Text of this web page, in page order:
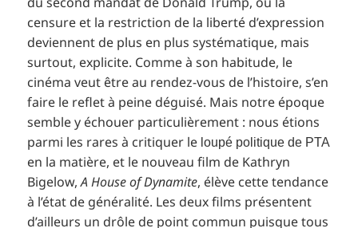
censure et la restriction de la liberté d’expression
deviennent de plus en plus systématique, mais
surtout, explicite. Comme à son habitude, le
cinéma veut être au rendez-vous de l’histoire, s’en
faire le reflet à peine déguisé. Mais notre époque
semble y échouer particulièrement : nous étions
parmi les rares à critiquer le loupé politique de PTA
en la matière, et le nouveau film de Kathryn
Bigelow,A House of Dynamite, élève cette tendance
à l’état de généralité. Les deux films présentent
d’ailleurs un drôle de point commun puisque tous